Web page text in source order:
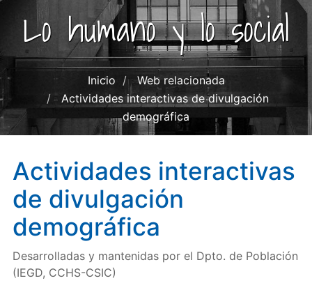
Lo humano y lo social
Inicio
Web relacionada
Actividades interactivas de divulgación
demográfica
Actividades interactivas
de divulgación
demográfica
Desarrolladas y mantenidas por el Dpto. de Población
(IEGD, CCHS-CSIC)